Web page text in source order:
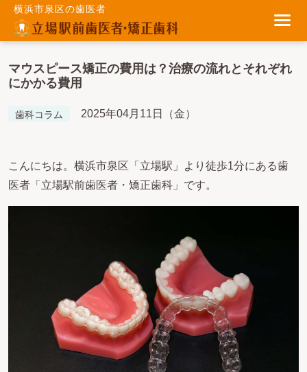
横浜市泉区の歯医者
マウスピース矯正の費用は？治療の流れとそれぞれ
にかかる費用
歯科コラム 2025年04月11日（金）
こんにちは。横浜市泉区「立場駅」より徒歩1分にある歯
医者「立場駅前歯医者・矯正歯科」です。